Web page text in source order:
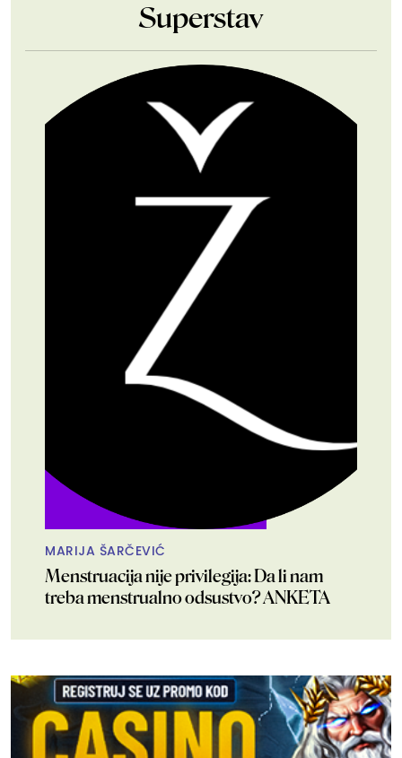
Superstav
MARIJA ŠARČEVIĆ
Menstruacija nije privilegija: Da li nam
treba menstrualno odsustvo? ANKETA